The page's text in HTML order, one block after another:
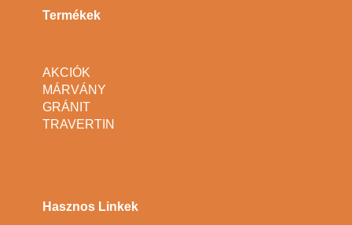
Termékek
AKCIÓK
MÁRVÁNY
GRÁNIT
TRAVERTIN
Hasznos Linkek